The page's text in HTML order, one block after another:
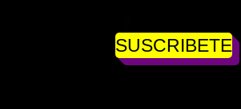
SUSCRIBETE